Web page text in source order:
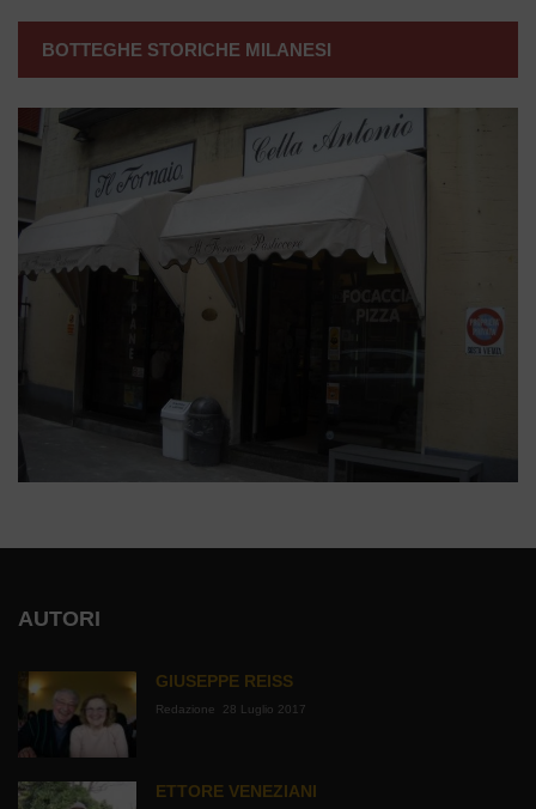
BOTTEGHE STORICHE MILANESI
AUTORI
GIUSEPPE REISS
Redazione 28 Luglio 2017
ETTORE VENEZIANI